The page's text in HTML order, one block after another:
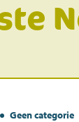
Geen categorie